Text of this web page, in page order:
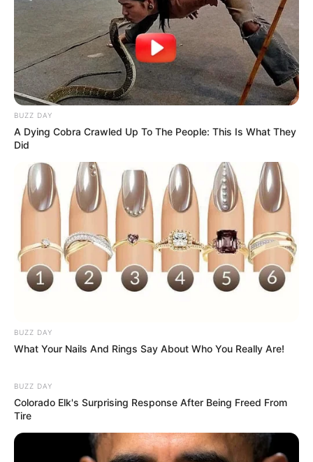
BUZZ DAY
A Dying Cobra Crawled Up To The People: This Is What They
Did
BUZZ DAY
What Your Nails And Rings Say About Who You Really Are!
BUZZ DAY
Colorado Elk's Surprising Response After Being Freed From
Tire